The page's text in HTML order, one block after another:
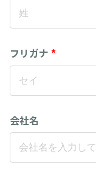
フリガナ *
会社名